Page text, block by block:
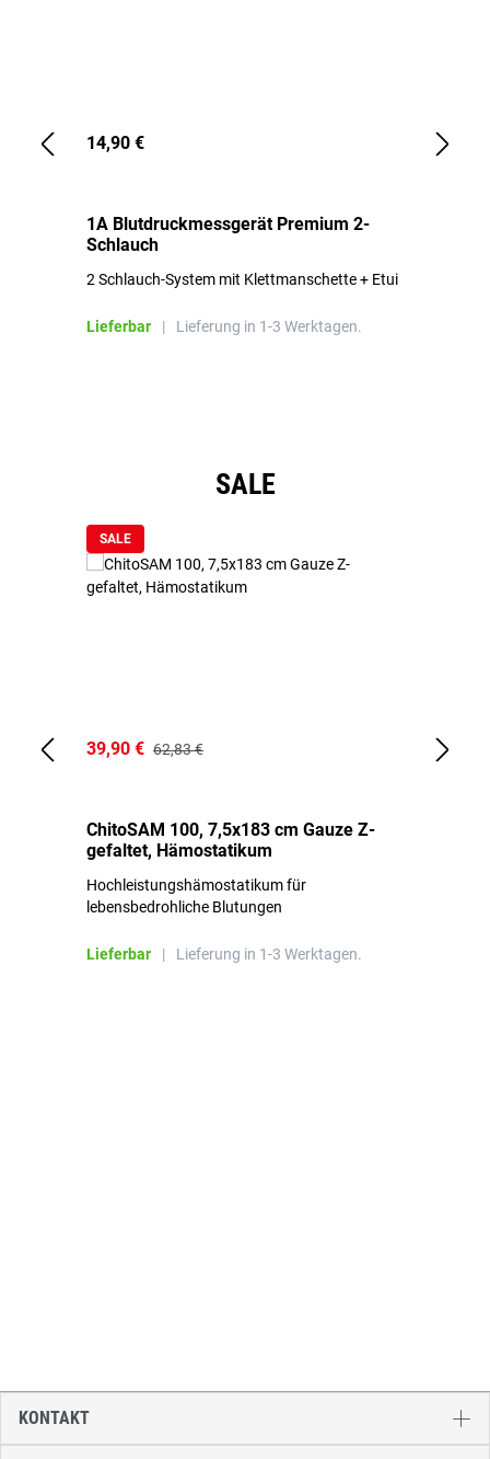
14,90 €
1A Blutdruckmessgerät Premium 2-
Schlauch
2 Schlauch-System mit Klettmanschette + Etui
Lieferbar | Lieferung in 1-3 Werktagen.
SALE
SALE
39,90 € 62,83 €
ChitoSAM 100, 7,5x183 cm Gauze Z-
gefaltet, Hämostatikum
Hochleistungshämostatikum für
lebensbedrohliche Blutungen
Lieferbar | Lieferung in 1-3 Werktagen.
KONTAKT